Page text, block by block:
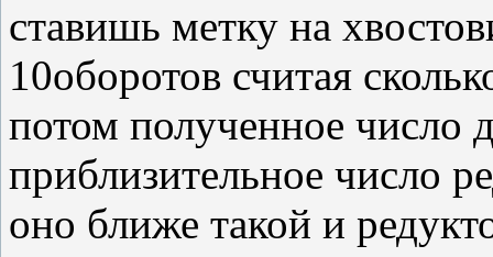
ставишь метку на
10оборотов считая
потом полученное число
приблизительное число
оно ближе такой и